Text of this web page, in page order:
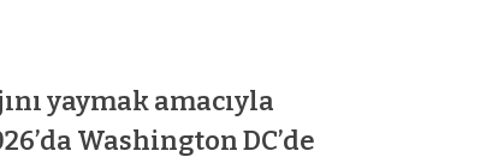
yaymak amacıyla
Washington DC’de